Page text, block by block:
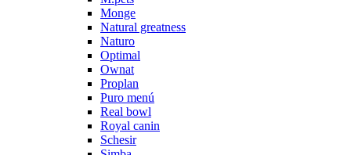
Monge
Natural greatness
Naturo
Optimal
Ownat
Proplan
Puro menú
Real bowl
Royal canin
Schesir